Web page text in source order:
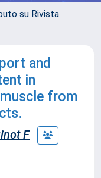
su Rivista
and
in
from
F